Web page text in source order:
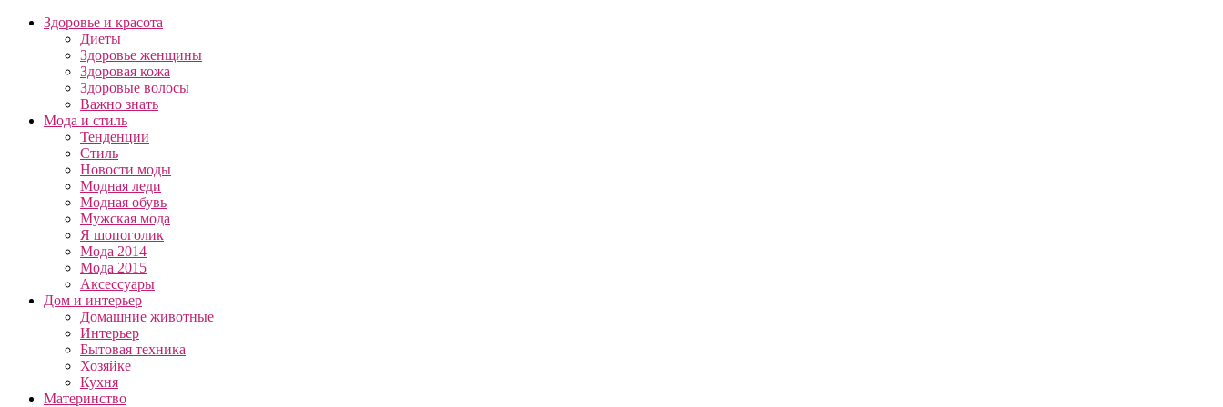
Здоровье и красота
Диеты
Здоровье женщины
Здоровая кожа
Здоровые волосы
Важно знать
Мода и стиль
Тенденции
Стиль
Новости моды
Модная леди
Модная обувь
Мужская мода
Я шопоголик
Мода 2014
Мода 2015
Аксессуары
Дом и интерьер
Домашние животные
Интерьер
Бытовая техника
Хозяйке
Кухня
Материнство